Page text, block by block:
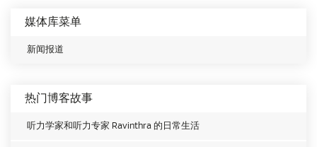
媒体库菜单
新闻报道
热门博客故事
听力学家和听力专家 Ravinthra 的日常生活